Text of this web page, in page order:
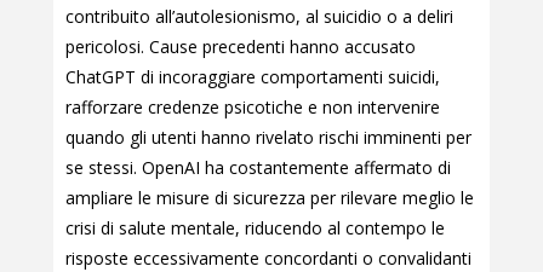
contribuito all’autolesionismo, al suicidio o a deliri
pericolosi. Cause precedenti hanno accusato
ChatGPT di incoraggiare comportamenti suicidi,
rafforzare credenze psicotiche e non intervenire
quando gli utenti hanno rivelato rischi imminenti per
se stessi. OpenAI ha costantemente affermato di
ampliare le misure di sicurezza per rilevare meglio le
crisi di salute mentale, riducendo al contempo le
risposte eccessivamente concordanti o convalidanti